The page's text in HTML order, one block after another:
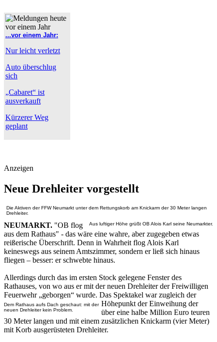
...vor einem Jahr:
Nur leicht verletzt
Auto überschlug
sich
„Cabaret“ ist
ausverkauft
Kürzerer Weg
geplant
Anzeigen
Neue Drehleiter vorgestellt
Die Aktiven der FFW Neumarkt unter dem Rettungskorb am Knickarm der 30 Meter langen
Drehleiter.
Aus luftiger Höhe grüßt OB Alois Karl seine Neumarkter.
NEUMARKT. "OB flog
aus dem Rathaus" - das wäre eine wahre, aber zugegeben etwas
reißerische Überschrift. Denn in Wahrheit flog Alois Karl
keineswegs aus seinem Amtszimmer, sondern er ließ sich hinaus
fliegen – besser: er schwebte hinaus.
Allerdings durch das im ersten Stock gelegene Fenster des
Rathauses, von wo aus er mit der neuen Drehleiter der Freiwilligen
Feuerwehr „geborgen“ wurde. Das Spektakel war zugleich der
Höhepunkt der
Dem Rathaus aufs Dach geschaut: mit der
neuen Drehleiter kein Problem.
Einweihung der
über eine halbe Million Euro teuren
30 Meter langen und mit einem zusätzlichen Knickarm (vier Meter)
mit Korb ausgerüsteten Drehleiter.